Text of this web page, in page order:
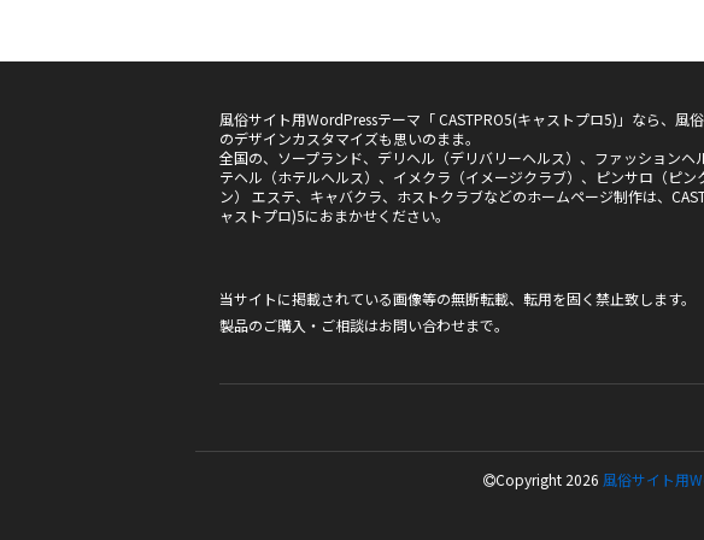
風俗サイト用WordPressテーマ「 CASTPRO5(キャストプロ5)」なら、風
のデザインカスタマイズも思いのまま。
全国の、ソープランド、デリヘル（デリバリーヘルス）、ファッションヘ
テヘル（ホテルヘルス）、イメクラ（イメージクラブ）、ピンサロ（ピン
ン） エステ、キャバクラ、ホストクラブなどのホームページ制作は、
ャストプロ)5におまかせください。
当サイトに掲載されている画像等の無断転載、転用を固く禁止致します。
製品のご購入・ご相談はお問い合わせまで。
Copyright 2026 風俗サイト用